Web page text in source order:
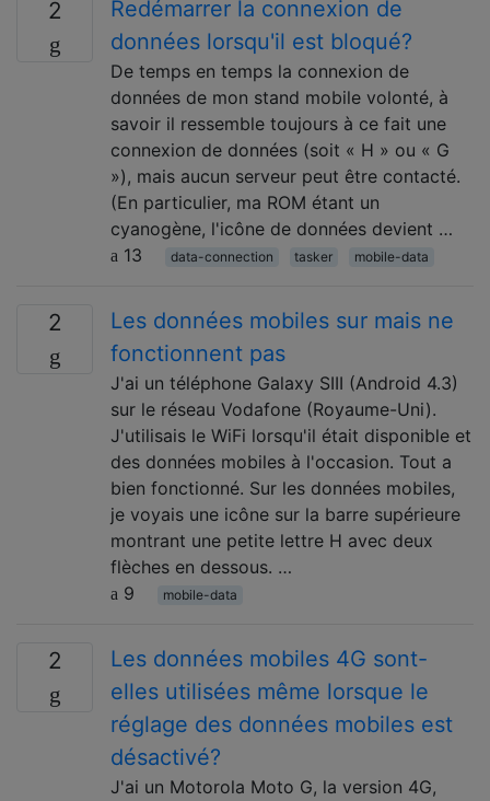
2
Redémarrer la connexion de
données lorsqu'il est bloqué?
De temps en temps la connexion de
données de mon stand mobile volonté, à
savoir il ressemble toujours à ce fait une
connexion de données (soit « H » ou « G
»), mais aucun serveur peut être contacté.
(En particulier, ma ROM étant un
cyanogène, l'icône de données devient …
13
data-connection tasker mobile-data
2
Les données mobiles sur mais ne
fonctionnent pas
J'ai un téléphone Galaxy SIII (Android 4.3)
sur le réseau Vodafone (Royaume-Uni).
J'utilisais le WiFi lorsqu'il était disponible et
des données mobiles à l'occasion. Tout a
bien fonctionné. Sur les données mobiles,
je voyais une icône sur la barre supérieure
montrant une petite lettre H avec deux
flèches en dessous. …
9
mobile-data
2
Les données mobiles 4G sont-
elles utilisées même lorsque le
réglage des données mobiles est
désactivé?
J'ai un Motorola Moto G, la version 4G,